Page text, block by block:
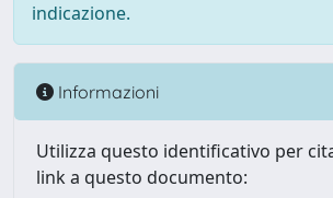
indicazione.
Informazioni
Utilizza questo identificativo per
link a questo documento: